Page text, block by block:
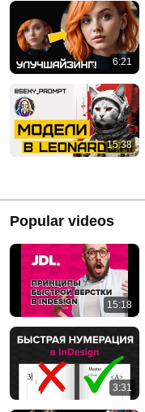
6:21
15:38
Popular videos
15:18
3:31